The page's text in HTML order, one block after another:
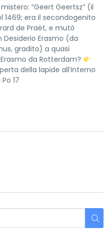
“Geert Geertsz” (il
1469; era il secondogenito
de Praët, e mutò
Erasmo (da
gradito) a quasi
da Rotterdam?
della lapide all’interno
17